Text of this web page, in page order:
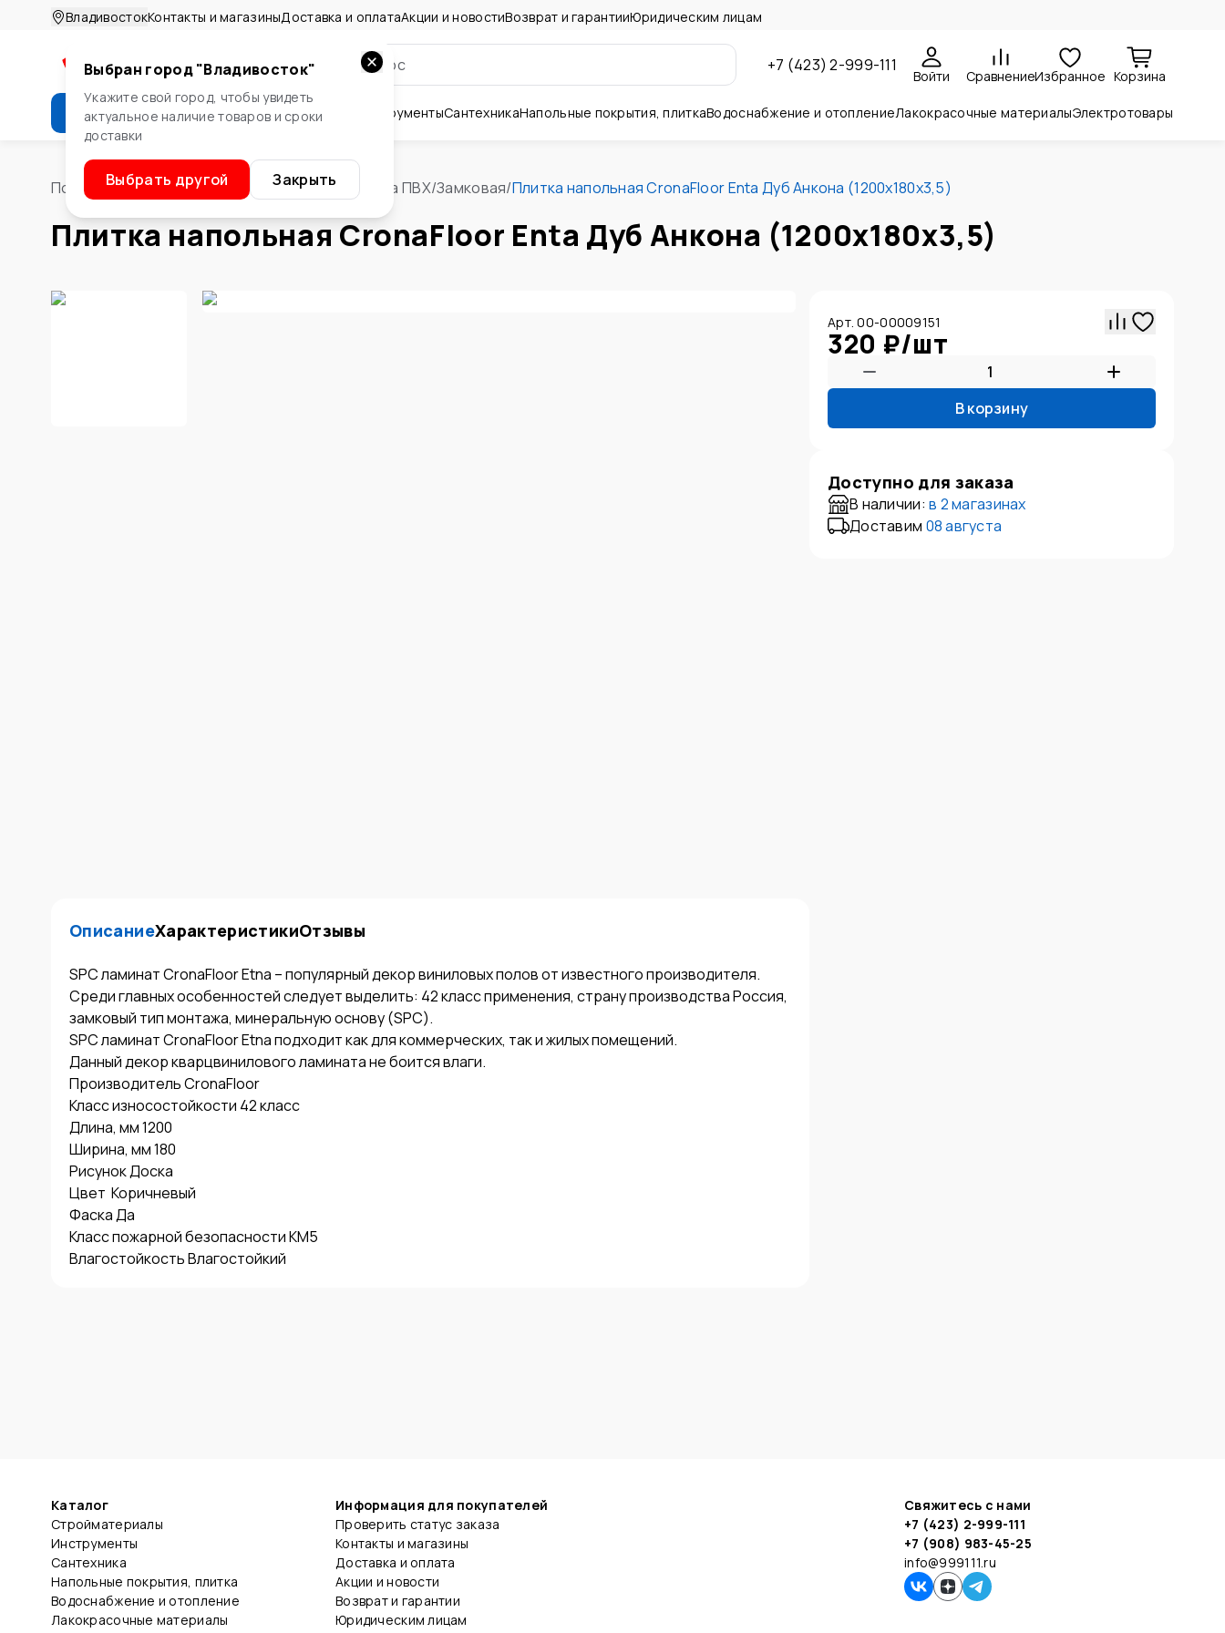
ВладивостокКонтакты и магазиныДоставка и оплатаАкции и новостиВозврат и гарантииЮридическим лицам
+7 (423) 2-999-111
Войти СравнениеИзбранное Корзина
Каталог Стройматериалы ИнструментыСантехникаНапольные покрытия, плиткаВодоснабжение и отоплениеЛакокрасочные материалыЭлектротовары
Выбран город "Владивосток"
Укажите свой город, чтобы увидеть
актуальное наличие товаров и сроки
доставки
Выбрать другой Закрыть
Помощник/Напольные покрытия, плитка Плитка ПВХ/Замковая/Плитка напольная CronaFloor Enta Дуб Анкона (1200х180х3,5)
Плитка напольная CronaFloor Enta Дуб Анкона (1200х180х3,5)
ОписаниеХарактеристикиОтзывы
SPC ламинат CronaFloor Etna – популярный декор виниловых полов от известного производителя.
Среди главных особенностей следует выделить: 42 класс применения, страну производства Россия,
замковый тип монтажа, минеральную основу (SPC).
SPC ламинат CronaFloor Etna подходит как для коммерческих, так и жилых помещений.
Данный декор кварцвинилового ламината не боится влаги.
Производитель CronaFloor
Класс износостойкости 42 класс
Длина, мм 1200
Ширина, мм 180
Рисунок Доска
Цвет  Коричневый
Фаска Да
Класс пожарной безопасности КМ5
Арт. 00-00009151
320 ₽/шт
В корзину
Доступно для заказа
В наличии: в 2 магазинах
Доставим 08 августа
Каталог
Стройматериалы
Инструменты
Сантехника
Напольные покрытия, плитка
Водоснабжение и отопление
Лакокрасочные материалы
Информация для покупателей
Проверить статус заказа
Контакты и магазины
Доставка и оплата
Акции и новости
Возврат и гарантии
Юридическим лицам
Свяжитесь с нами
+7 (423) 2-999-111
+7 (908) 983-45-25
info@999111.ru